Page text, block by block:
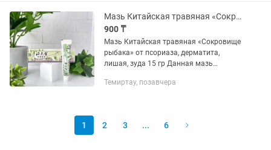
Мазь Китайская травяная «Сокровище рыбака» от псориаза, дерматита, лишая, з
900 ₸
Мазь Китайская травяная «Сокровище
рыбака» от псориаза, дерматита,
лишая, зуда 15 гр Данная мазь
опоясывающего лишая, экземы и
Темиртау, позавчера
1 2 3 ... 6